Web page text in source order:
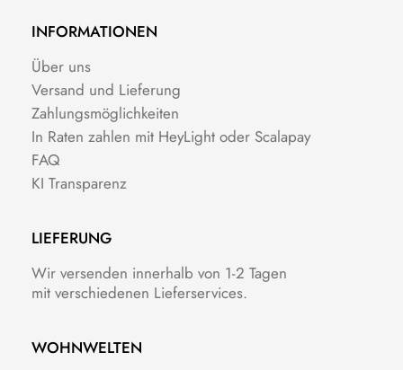
INFORMATIONEN
Über uns
Versand und Lieferung
Zahlungsmöglichkeiten
In Raten zahlen mit HeyLight oder Scalapay
FAQ
KI Transparenz
LIEFERUNG
Wir versenden innerhalb von 1-2 Tagen
mit verschiedenen Lieferservices.
WOHNWELTEN